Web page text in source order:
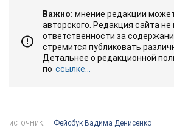
Важно: мнение редакции
авторского. Редакция сайта не
ответственности за
стремится публиковать
Детальнее о редакционной
по ссылке...
ИСТОЧНИК: Фейсбук Вадима Денисенко